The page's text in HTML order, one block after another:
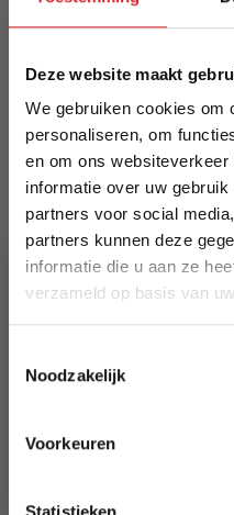
Deze website maakt
We gebruiken cookies om
personaliseren, om
en om ons
informatie over uw
partners voor social
partners kunnen deze
informatie die u aan ze
verzameld op basis van
Noodzakelijk
Voorkeuren
Statistieken
afnemen met
reinigers.
Meer
Merk
Dimehouse
EAN
8720239836509
Prijs
3 tot 5 werkdagen